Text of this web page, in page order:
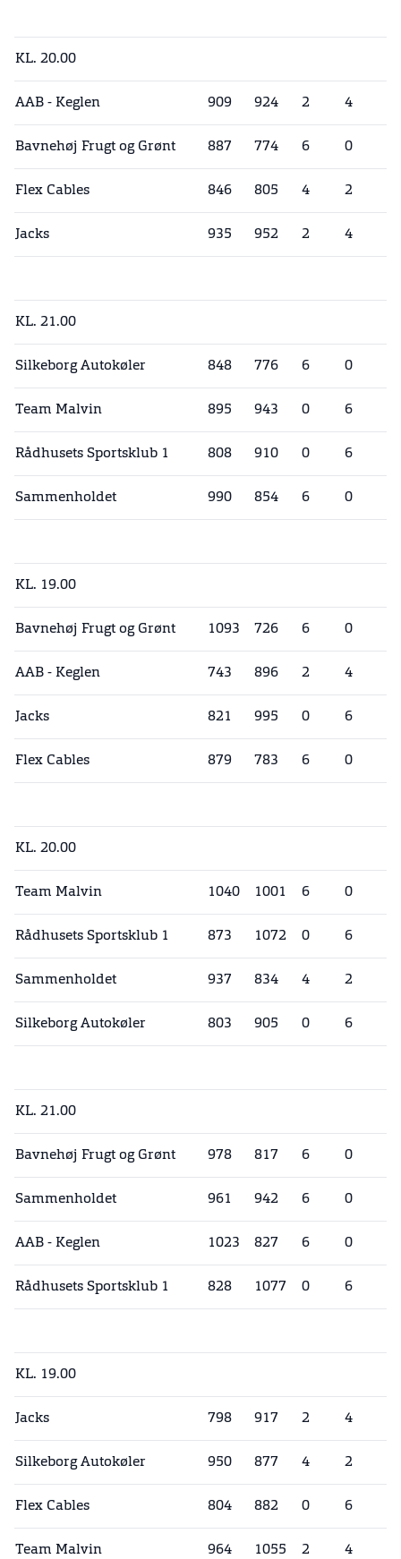
KL. 20.00
AAB - Keglen 909 924 2 4
Bavnehøj Frugt og Grønt 887 774 6 0
Flex Cables 846 805 4 2
Jacks 935 952 2 4
KL. 21.00
Silkeborg Autokøler 848 776 6 0
Team Malvin 895 943 0 6
Rådhusets Sportsklub 1 808 910 0 6
Sammenholdet 990 854 6 0
KL. 19.00
Bavnehøj Frugt og Grønt 1093 726 6 0
AAB - Keglen 743 896 2 4
Jacks 821 995 0 6
Flex Cables 879 783 6 0
KL. 20.00
Team Malvin 1040 1001 6 0
Rådhusets Sportsklub 1 873 1072 0 6
Sammenholdet 937 834 4 2
Silkeborg Autokøler 803 905 0 6
KL. 21.00
Bavnehøj Frugt og Grønt 978 817 6 0
Sammenholdet 961 942 6 0
AAB - Keglen 1023 827 6 0
Rådhusets Sportsklub 1 828 1077 0 6
KL. 19.00
Jacks 798 917 2 4
Silkeborg Autokøler 950 877 4 2
Flex Cables 804 882 0 6
Team Malvin 964 1055 2 4